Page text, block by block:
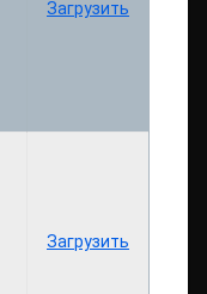
Загрузить
Загрузить